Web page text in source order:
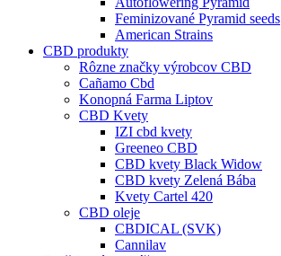
Feminizované Pyramid seeds
American Strains
CBD produkty
Rôzne značky výrobcov CBD
Cañamo Cbd
Konopná Farma Liptov
CBD Kvety
IZI cbd kvety
Greeneo CBD
CBD kvety Black Widow
CBD kvety Zelená Bába
Kvety Cartel 420
CBD oleje
CBDICAL (SVK)
Cannilav